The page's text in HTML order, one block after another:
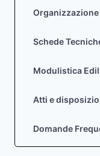
LA
PER
Organizzazione
Schede
Modulistica
Atti e
Domande